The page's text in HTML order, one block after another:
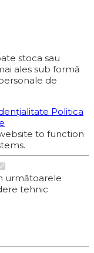
stoca sau
ales sub formă
de
Politica
to function
următoarele
tehnic